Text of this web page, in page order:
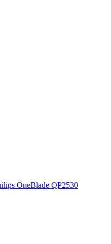
OneBlade QP2530